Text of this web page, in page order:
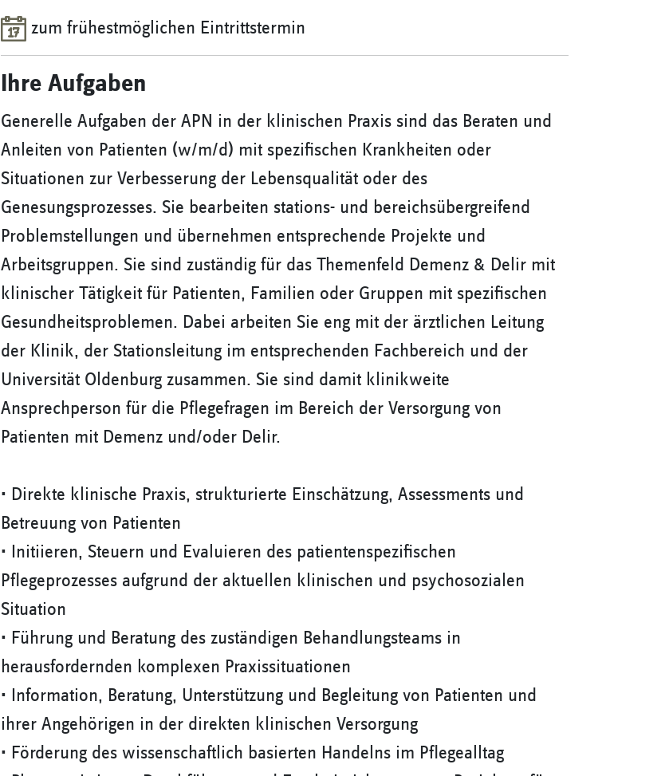
zum frühestmöglichen Eintrittstermin
Ihre Aufgaben
Generelle Aufgaben der APN in der klinischen Praxis sind das Beraten und
Anleiten von Patienten (w/m/d) mit spezifischen Krankheiten oder
Situationen zur Verbesserung der Lebensqualität oder des
Genesungsprozesses. Sie bearbeiten stations- und bereichsübergreifend
Problemstellungen und übernehmen entsprechende Projekte und
Arbeitsgruppen. Sie sind zuständig für das Themenfeld Demenz & Delir mit
klinischer Tätigkeit für Patienten, Familien oder Gruppen mit spezifischen
Gesundheitsproblemen. Dabei arbeiten Sie eng mit der ärztlichen Leitung
der Klinik, der Stationsleitung im entsprechenden Fachbereich und der
Universität Oldenburg zusammen. Sie sind damit klinikweite
Ansprechperson für die Pflegefragen im Bereich der Versorgung von
Patienten mit Demenz und/oder Delir.
• Direkte klinische Praxis, strukturierte Einschätzung, Assessments und
Betreuung von Patienten
• Initiieren, Steuern und Evaluieren des patientenspezifischen
Pflegeprozesses aufgrund der aktuellen klinischen und psychosozialen
Situation
• Führung und Beratung des zuständigen Behandlungsteams in
herausfordernden komplexen Praxissituationen
• Information, Beratung, Unterstützung und Begleitung von Patienten und
ihrer Angehörigen in der direkten klinischen Versorgung
• Förderung des wissenschaftlich basierten Handelns im Pflegealltag